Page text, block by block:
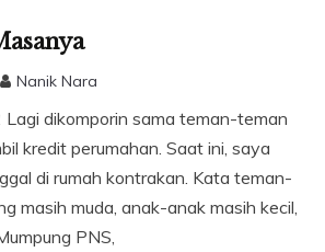
Nanik Nara
dikomporin sama teman-teman
kredit perumahan. Saat ini, saya
di rumah kontrakan. Kata teman-
masih muda, anak-anak masih kecil,
PNS,